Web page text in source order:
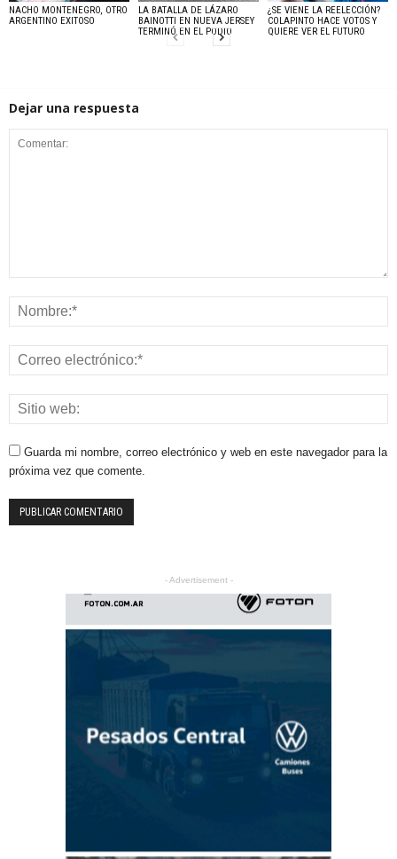
NACHO MONTENEGRO, OTRO
ARGENTINO EXITOSO
LA BATALLA DE LÁZARO
BAINOTTI EN NUEVA JERSEY
TERMINÓ EN EL PODIO
¿SE VIENE LA REELECCIÓN?
COLAPINTO HACE VOTOS Y
QUIERE VER EL FUTURO
Dejar una respuesta
Guarda mi nombre, correo electrónico y web en este navegador para la
próxima vez que comente.
- Advertisement -